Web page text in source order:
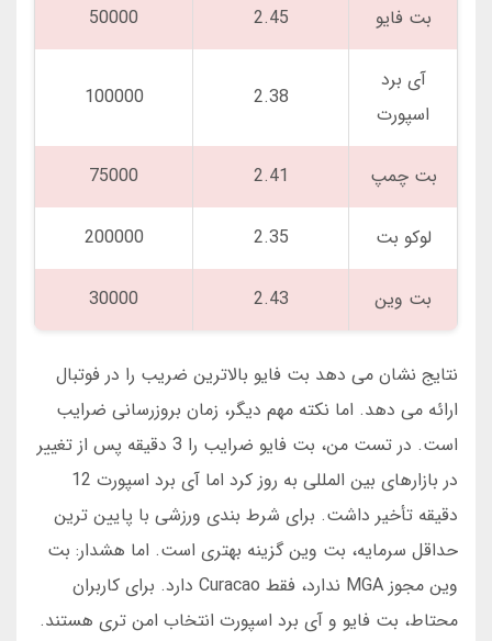
بت فایو 2.45
50000
آی برد
اسپورت
2.38
100000
بت چمپ 2.41
75000
لوکو بت 2.35
200000
بت وین 2.43
30000
نتایج نشان می دهد بت فایو بالاترین ضریب را در فوتبال
ارائه می دهد. اما نکته مهم دیگر، زمان بروزرسانی ضرایب
است. در تست من، بت فایو ضرایب را 3 دقیقه پس از تغییر
در بازارهای بین المللی به روز کرد اما آی برد اسپورت 12
دقیقه تأخیر داشت. برای شرط بندی ورزشی با پایین ترین
حداقل سرمایه، بت وین گزینه بهتری است. اما هشدار: بت
وین مجوز MGA ندارد، فقط Curacao دارد. برای کاربران
محتاط، بت فایو و آی برد اسپورت انتخاب امن تری هستند.